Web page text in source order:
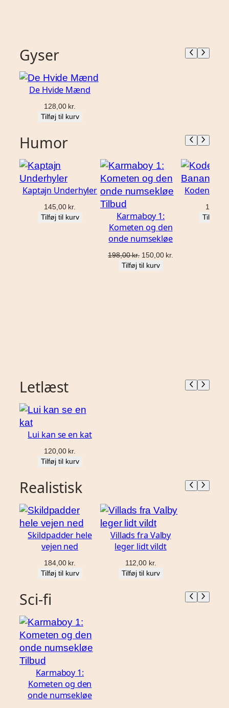
Gyser
De Hvide Mænd
128,00 kr.
Tilføj til kurv
Humor
Kaptajn Underhyler
145,00 kr.
Tilføj til kurv
TilbudVare
på
tilbud
Karmaboy 1:
Kometen og den
onde numsekløe
198,00kr. Den
oprindelige
150,00 kr.
Tilføj til kurv
Kodenavn
Tilføj til
Letlæst
Lui kan se en kat
120,00 kr.
Tilføj til kurv
Realistisk
Skildpadder hele
vejen ned
184,00 kr.
Tilføj til kurv
Villads fra Valby
leger lidt vildt
112,00 kr.
Tilføj til kurv
Sci-fi
TilbudVare
på
tilbud
Karmaboy 1:
Kometen og den
onde numsekløe